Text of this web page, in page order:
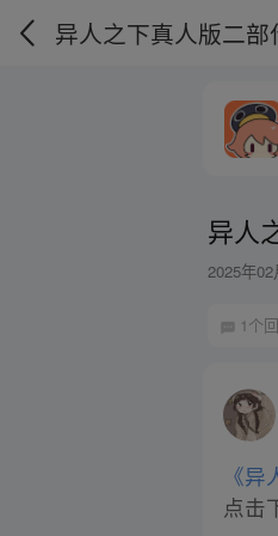
异人之下真人版二
异人
2025年
1个
《异
点击